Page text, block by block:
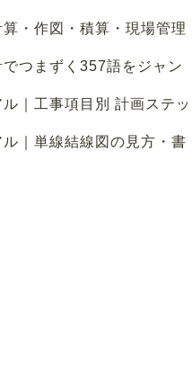
・作図・積算・現場管理
つまずく357語をジャン
｜工事項目別 計画ステッ
｜単線結線図の見方・書